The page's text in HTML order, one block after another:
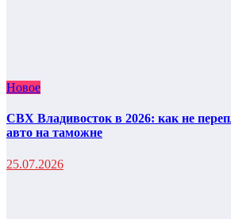
Новое
СВХ Владивосток в 2026: как не
авто на таможне
25.07.2026